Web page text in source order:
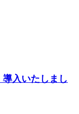
入いたしまし